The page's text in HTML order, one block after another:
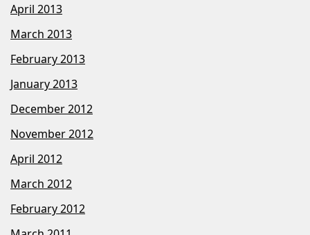
April 2013
March 2013
February 2013
January 2013
December 2012
November 2012
April 2012
March 2012
February 2012